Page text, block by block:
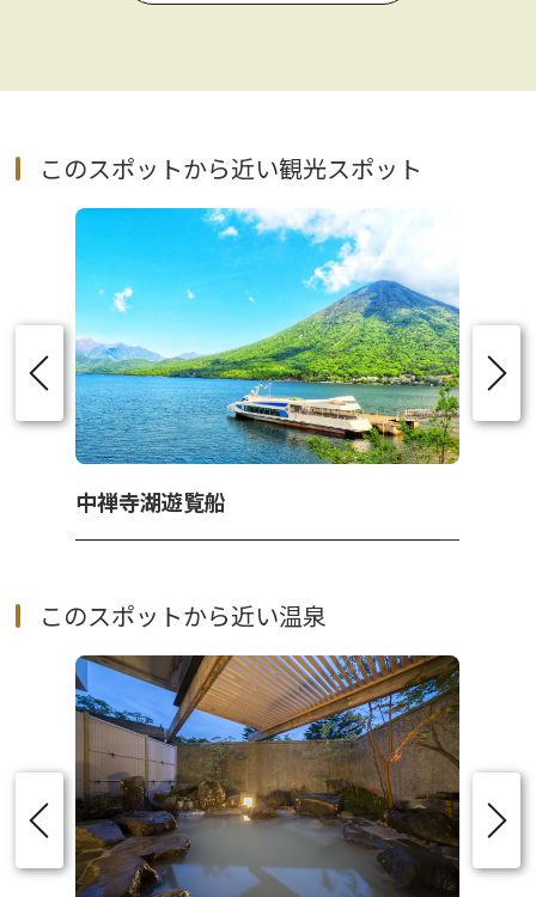
このスポットから近い観光スポット
中禅寺湖遊覧船
このスポットから近い温泉